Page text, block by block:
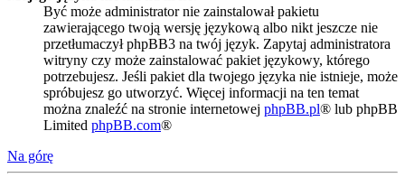
Być może administrator nie zainstalował pakietu
zawierającego twoją wersję językową albo nikt jeszcze nie
przetłumaczył phpBB3 na twój język. Zapytaj administratora
witryny czy może zainstalować pakiet językowy, którego
potrzebujesz. Jeśli pakiet dla twojego języka nie istnieje, może
spróbujesz go utworzyć. Więcej informacji na ten temat
można znaleźć na stronie internetowej phpBB.pl® lub phpBB
Limited phpBB.com®
Na górę